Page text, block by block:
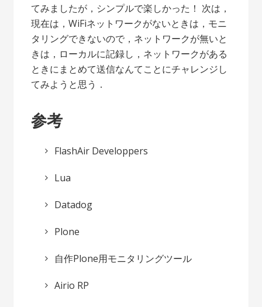
てみましたが，シンプルで楽しかった！ 次は，
現在は，WiFiネットワークがないときは，モニ
タリングできないので，ネットワークが無いと
きは，ローカルに記録し，ネットワークがある
ときにまとめて送信なんてことにチャレンジし
てみようと思う．
参考
FlashAir Developpers
Lua
Datadog
Plone
自作Plone用モニタリングツール
Airio RP